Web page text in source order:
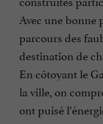
Avec une bonne
parcours des
destination de
En côtoyant le
la ville, on
ont puisé